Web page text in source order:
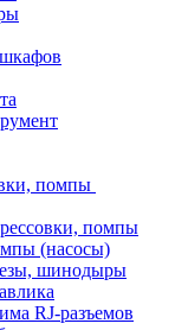
помпы
помпы
(насосы)
шинодыры
RJ-разъемов